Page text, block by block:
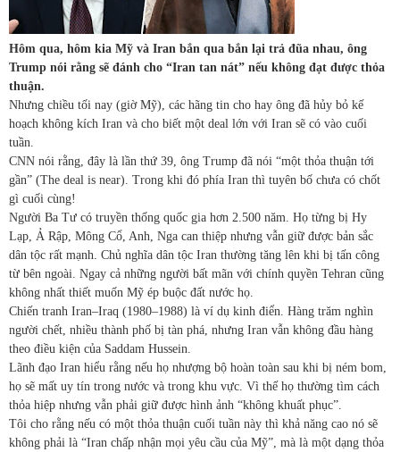
Hôm qua, hôm kia Mỹ và Iran bắn qua bắn lại trả đũa nhau, ông
Trump nói rằng sẽ đánh cho “Iran tan nát” nếu không đạt được thỏa
thuận.
Nhưng chiều tối nay (giờ Mỹ), các hãng tin cho hay ông đã hủy bỏ kế
hoạch không kích Iran và cho biết một deal lớn với Iran sẽ có vào cuối
tuần.
CNN nói rằng, đây là lần thứ 39, ông Trump đã nói “một thỏa thuận tới
gần” (The deal is near). Trong khi đó phía Iran thì tuyên bố chưa có chốt
gì cuối cùng!
Người Ba Tư có truyền thống quốc gia hơn 2.500 năm. Họ từng bị Hy
Lạp, Ả Rập, Mông Cổ, Anh, Nga can thiệp nhưng vẫn giữ được bản sắc
dân tộc rất mạnh. Chủ nghĩa dân tộc Iran thường tăng lên khi bị tấn công
từ bên ngoài. Ngay cả những người bất mãn với chính quyền Tehran cũng
không nhất thiết muốn Mỹ ép buộc đất nước họ.
Chiến tranh Iran–Iraq (1980–1988) là ví dụ kinh điển. Hàng trăm nghìn
người chết, nhiều thành phố bị tàn phá, nhưng Iran vẫn không đầu hàng
theo điều kiện của Saddam Hussein.
Lãnh đạo Iran hiểu rằng nếu họ nhượng bộ hoàn toàn sau khi bị ném bom,
họ sẽ mất uy tín trong nước và trong khu vực. Vì thế họ thường tìm cách
thỏa hiệp nhưng vẫn phải giữ được hình ảnh “không khuất phục”.
Tôi cho rằng nếu có một thỏa thuận cuối tuần này thì khả năng cao nó sẽ
không phải là “Iran chấp nhận mọi yêu cầu của Mỹ”, mà là một dạng thỏa